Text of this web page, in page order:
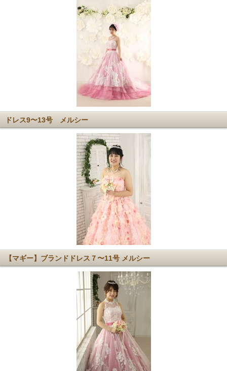
ドレス9〜13号 メルシー
【マギー】ブランドドレス７〜11号 メルシー